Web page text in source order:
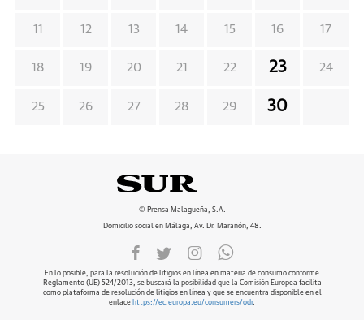
11 12 13 14 15 16 17
18 19 20 21 22 23 24
25 26 27 28 29 30
© Prensa Malagueña, S.A.
Domicilio social en Málaga, Av. Dr. Marañón, 48.
En lo posible, para la resolución de litigios en línea en materia de consumo conforme
Reglamento (UE) 524/2013, se buscará la posibilidad que la Comisión Europea facilita
como plataforma de resolución de litigios en línea y que se encuentra disponible en el
enlace https://ec.europa.eu/consumers/odr.